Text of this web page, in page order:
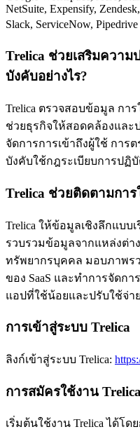
NetSuite, Expensify,
Slack, ServiceNow,
Trelica ช่วยเสริมควา
บังคับอย่างไร?
Trelica ตรวจสอบข้อมูล การ
ช่วยธุรกิจให้สอดคล้องและ
จัดการการเข้าถึงผู้ใช้ การ
บังคับใช้กฎระเบียบการปฏิ
Trelica ช่วยติดตามการ
Trelica ให้ข้อมูลเชิงลึกแบบ
รวบรวมข้อมูลจากแหล่งต่า
ทรัพยากรบุคคล มอบภาพร
ของ SaaS และทำการจัดก
แอปที่ใช้น้อยและปรับใช้จ่า
การเข้าสู่ระบบ Trelica
ลิงก์เข้าสู่ระบบ Trelica:
การสมัครใช้งาน Trelica
เริ่มต้นใช้งาน Trelica ได้โ